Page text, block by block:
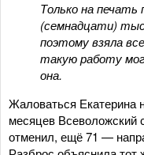
Только на
(семнадцати)
поэтому взяла
такую работу
она.
Жаловаться Екатерина
месяцев Всеволожский
отменил, ещё 71 —